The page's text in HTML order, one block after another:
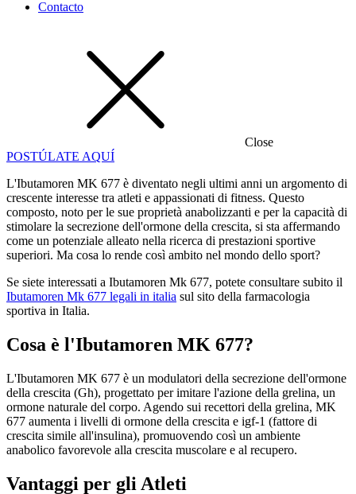
Contacto
Close
POSTÚLATE AQUÍ
L'Ibutamoren MK 677 è diventato negli ultimi anni un argomento di
crescente interesse tra atleti e appassionati di fitness. Questo
composto, noto per le sue proprietà anabolizzanti e per la capacità di
stimolare la secrezione dell'ormone della crescita, si sta affermando
come un potenziale alleato nella ricerca di prestazioni sportive
superiori. Ma cosa lo rende così ambito nel mondo dello sport?
Se siete interessati a Ibutamoren Mk 677, potete consultare subito il
Ibutamoren Mk 677 legali in italia sul sito della farmacologia
sportiva in Italia.
Cosa è l'Ibutamoren MK 677?
L'Ibutamoren MK 677 è un modulatori della secrezione dell'ormone
della crescita (Gh), progettato per imitare l'azione della grelina, un
ormone naturale del corpo. Agendo sui recettori della grelina, MK
677 aumenta i livelli di ormone della crescita e igf-1 (fattore di
crescita simile all'insulina), promuovendo così un ambiente
anabolico favorevole alla crescita muscolare e al recupero.
Vantaggi per gli Atleti